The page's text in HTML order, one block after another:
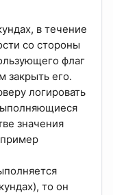
в течение
со стороны
флаг
закрыть его.
логировать
значения
то он